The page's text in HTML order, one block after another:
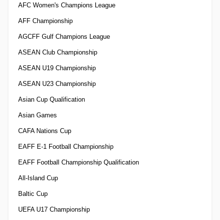
AFC Women's Champions League
AFF Championship
AGCFF Gulf Champions League
ASEAN Club Championship
ASEAN U19 Championship
ASEAN U23 Championship
Asian Cup Qualification
Asian Games
CAFA Nations Cup
EAFF E-1 Football Championship
EAFF Football Championship Qualification
All-Island Cup
Baltic Cup
UEFA U17 Championship